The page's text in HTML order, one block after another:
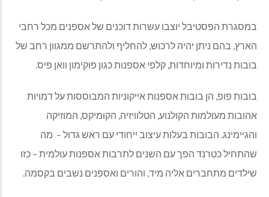
במסגרת הפסטיבל יוצבו עשרות דוכנים של אספנים מכל רחבי
הארץ, בהם ניתן יהיה לרכוש, להחליף ולהתרשם ממגוון רחב של
בובות נדירות ומיוחדות, קלפי אספנות כגון פוקימון וואן פיס.
בובות פופ, הן בובות אספנות אייקוניות המבוססות על דמויות
אהובות מעולמות הקולנוע, הטלוויזיה, הקומיקס, המוזיקה
והגיימינג. הבובות בעלות עיצוב ייחודי עם ראש גדול – מה
שהתחיל כטרנד הפך עם השנים לתרבות אספנות עולמית – כזו
שילדים מתחברים אליה מיד, והורים ואספנים נשבים בקסמה.